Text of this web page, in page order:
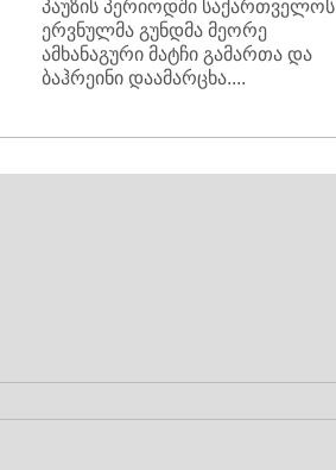
პაუზის პერიოდში საქართველოს
ერვნულმა გუნდმა მეორე
ამხანაგური მატჩი გამართა და
ბაჰრეინი დაამარცხა....